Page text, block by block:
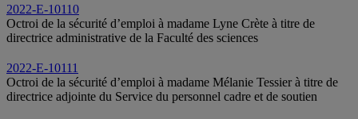
2022-E-10110
Octroi de la sécurité d’emploi à madame Lyne Crète à titre de
directrice administrative de la Faculté des sciences
2022-E-10111
Octroi de la sécurité d’emploi à madame Mélanie Tessier à titre de
directrice adjointe du Service du personnel cadre et de soutien